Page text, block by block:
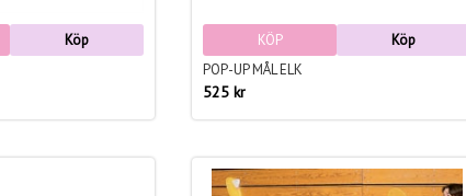
Köp
KÖP
Köp
POP-UP MÅL ELK
525 kr